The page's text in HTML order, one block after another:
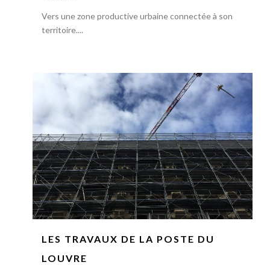
Vers une zone productive urbaine connectée à son
territoire....
LES TRAVAUX DE LA POSTE DU
LOUVRE